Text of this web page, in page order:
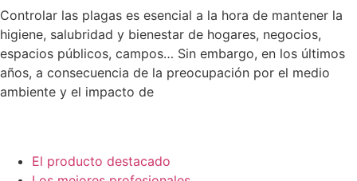
Controlar las plagas es esencial a la hora de mantener la
higiene, salubridad y bienestar de hogares, negocios,
espacios públicos, campos… Sin embargo, en los últimos
años, a consecuencia de la preocupación por el medio
ambiente y el impacto de
El producto destacado